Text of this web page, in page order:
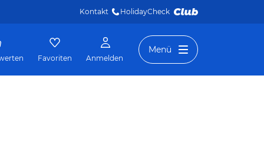
Kontakt HolidayCheck
Favoriten Anmelden
Menü